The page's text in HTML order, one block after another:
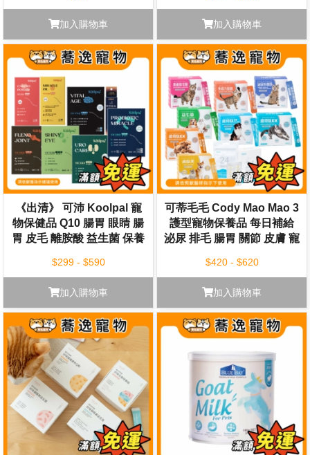
加入購物車 加入購物車
《出清》 可沛 Koolpal 寵
物保健品 Q10 腸胃 眼睛 腸
胃 皮毛 離胺酸 益生菌 保養
$299 - $590
加入購物車
可蒂毛毛 Cody Mao Mao 3
護型寵物保養品 每日補給
泌尿 排毛 腸胃 關節 皮膚 寵
$420 - $620
加入購物車